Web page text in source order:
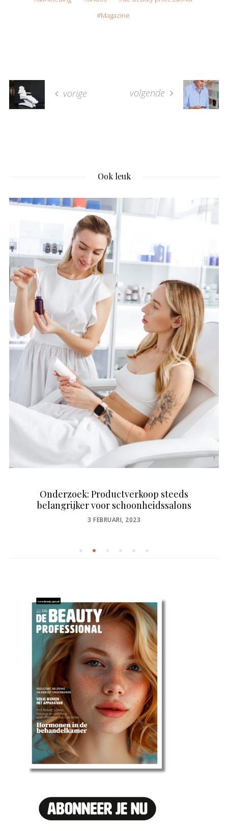
Magazine
vorige volgende
Ook leuk
Onderzoek: Productverkoop steeds
belangrijker voor schoonheidssalons
POSTED
3 FEBRUARI, 2023